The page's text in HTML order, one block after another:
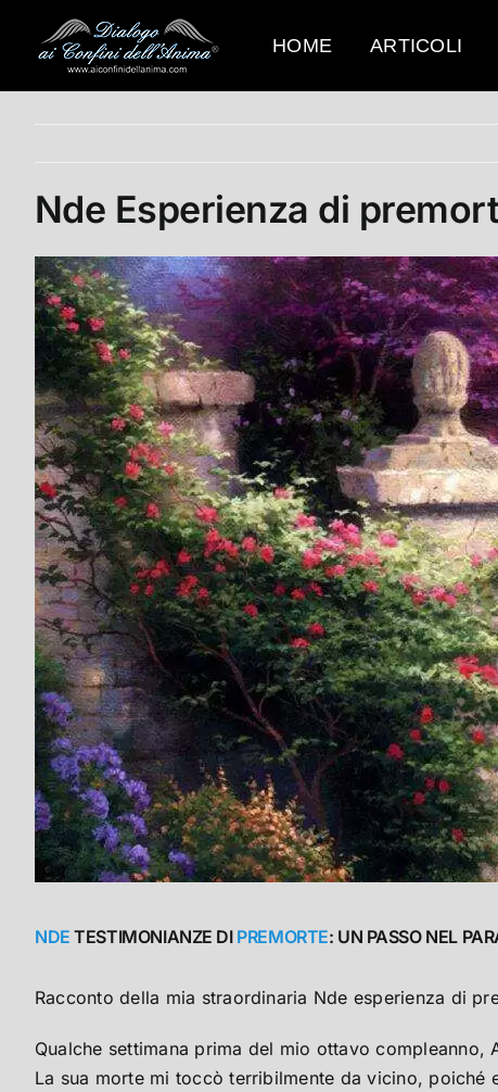
contenuto
HOME ARTICOLI
Nde Esperienza di
NDE TESTIMONIANZE DI PREMORTE: UN PASSO NEL
Racconto della mia straordinaria Nde esperienza di
Qualche settimana prima del mio ottavo
La sua morte mi toccò terribilmente da vicino,